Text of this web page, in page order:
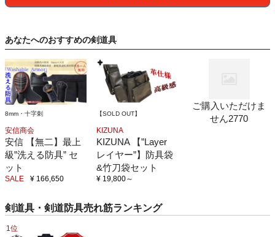
あなたへのおすすめの剣道具
8mm・十字刺
安信商会
安信 【無二】最上
級”洗える防具” セ
ット
SALE ¥ 166,650
【SOLD OUT】
KIZUNA
KIZUNA 【”Layer
レイヤー”】防具袋
&竹刀袋セット
¥ 19,800～
ご購入いただけま
せん2770
剣道具・剣道防具売れ筋ランキング
1位